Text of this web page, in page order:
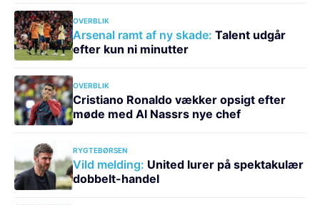
OVERBLIK
Arsenal ramt af ny skade: Talent udgår
efter kun ni minutter
OVERBLIK
Cristiano Ronaldo vækker opsigt efter
møde med Al Nassrs nye chef
RYGTEBØRSEN
Vild melding: United lurer på spektakulær
dobbelt-handel